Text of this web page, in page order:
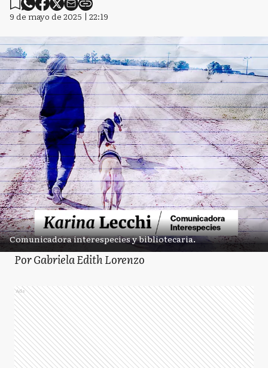
9 de mayo de 2025 | 22:19
Comunicadora interespecies y bibliotecaria.
Por Gabriela Edith Lorenzo
Ads